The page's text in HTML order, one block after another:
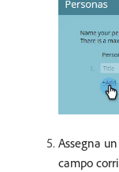
Assegna
campo